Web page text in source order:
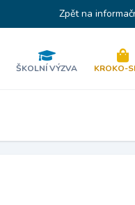
Zpět na
ŠKOLNÍ VÝZVA KROKO-